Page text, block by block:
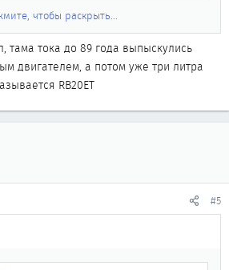
гв вроде бы... Он выпускается до сих
потому как они похожи, но не
чтобы раскрыть...
тама тока до 89 года выпыскулись
двигателем, а потом уже три литра
RB20ЕТ
#5